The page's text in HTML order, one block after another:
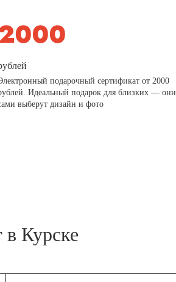
подарочный сертификат от 2000
Идеальный подарок для близких — они
выберут дизайн и фото
Курске